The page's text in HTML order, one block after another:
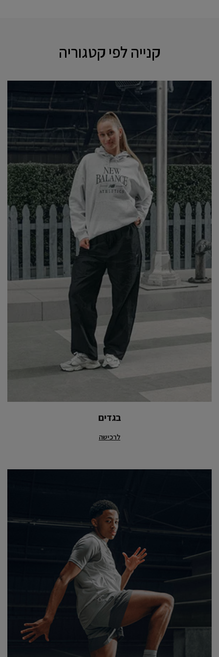
קנייה לפי קטגוריה
בגדים
לרכישה